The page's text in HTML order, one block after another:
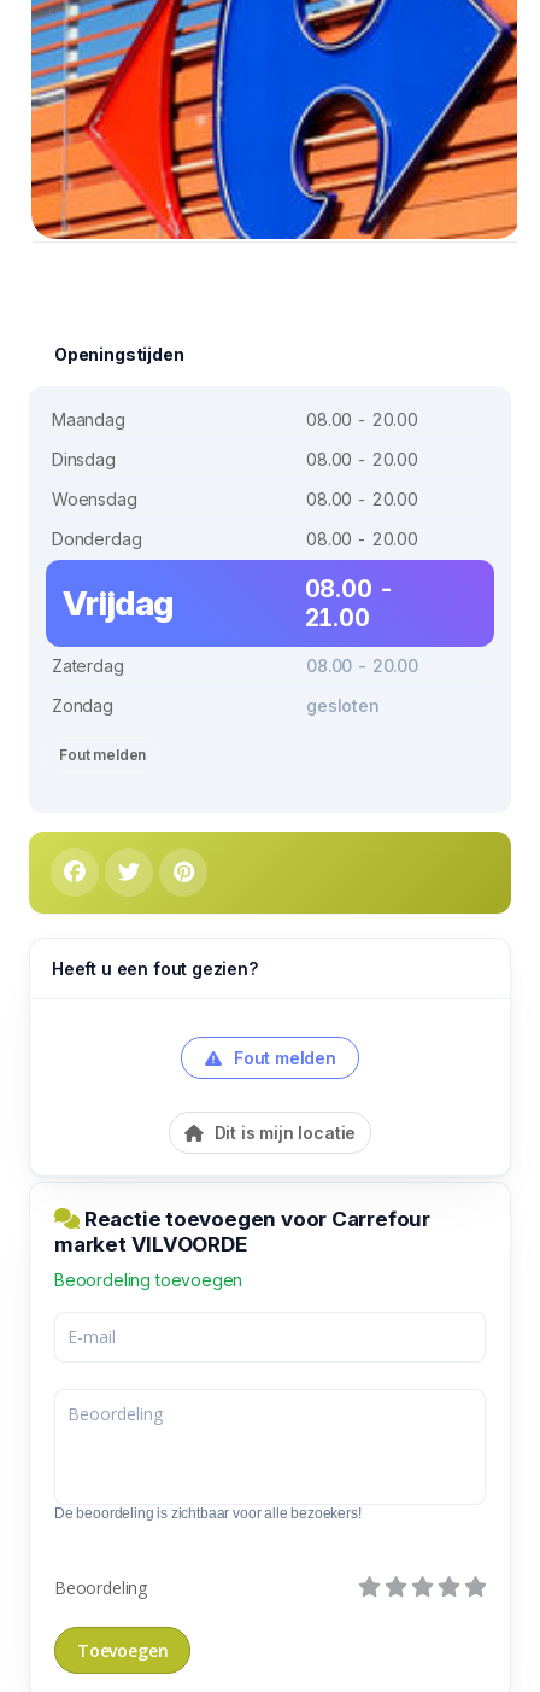
Openingstijden
Maandag
08.00 - 20.00
Dinsdag
08.00 - 20.00
Woensdag
08.00 - 20.00
Donderdag
08.00 - 20.00
Vrijdag
08.00 -
21.00
Zaterdag
08.00 - 20.00
Zondag
gesloten
Fout melden
Heeft u een fout gezien?
Fout melden
Dit is mijn locatie
Reactie toevoegen voor Carrefour
market VILVOORDE
Beoordeling toevoegen
De beoordeling is zichtbaar voor alle bezoekers!
Beoordeling